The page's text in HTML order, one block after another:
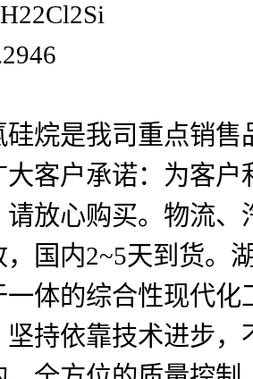
硅烷是我司重点销
大客户承诺：为客
请放心购买。物流
，国内2~5天到货。
体的综合性现代
坚持依靠技术进步